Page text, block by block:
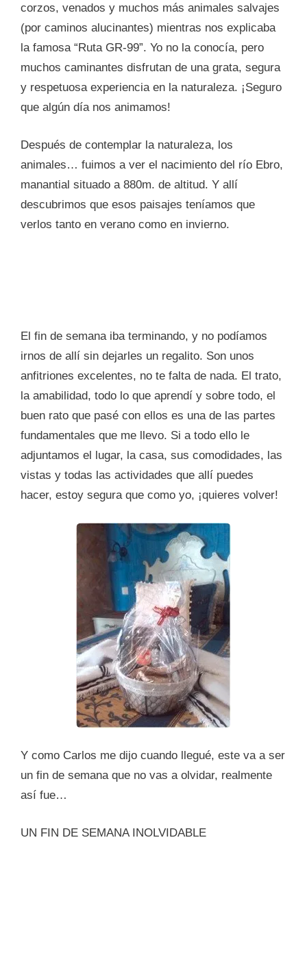
corzos, venados y muchos más animales salvajes
(por caminos alucinantes) mientras nos explicaba
la famosa “Ruta GR-99”. Yo no la conocía, pero
muchos caminantes disfrutan de una grata, segura
y respetuosa experiencia en la naturaleza. ¡Seguro
que algún día nos animamos!
Después de contemplar la naturaleza, los
animales… fuimos a ver el nacimiento del río Ebro,
manantial situado a 880m. de altitud. Y allí
descubrimos que esos paisajes teníamos que
verlos tanto en verano como en invierno.
El fin de semana iba terminando, y no podíamos
irnos de allí sin dejarles un regalito. Son unos
anfitriones excelentes, no te falta de nada. El trato,
la amabilidad, todo lo que aprendí y sobre todo, el
buen rato que pasé con ellos es una de las partes
fundamentales que me llevo. Si a todo ello le
adjuntamos el lugar, la casa, sus comodidades, las
vistas y todas las actividades que allí puedes
hacer, estoy segura que como yo, ¡quieres volver!
Y como Carlos me dijo cuando llegué, este va a ser
un fin de semana que no vas a olvidar, realmente
así fue…
UN FIN DE SEMANA INOLVIDABLE